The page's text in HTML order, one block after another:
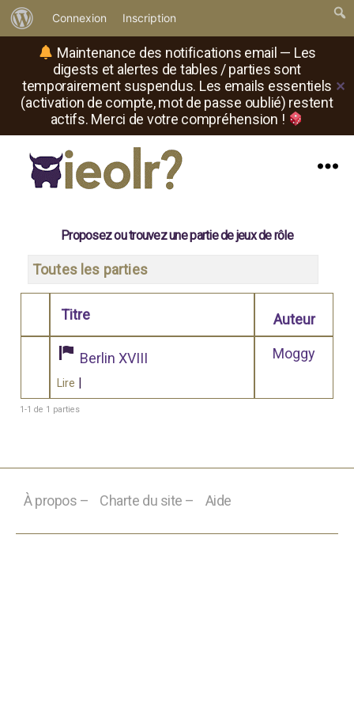
Maintenance des notifications email — Les
digests et alertes de tables / parties sont
temporairement suspendus. Les emails essentiels
(activation de compte, mot de passe oublié) restent
actifs. Merci de votre compréhension !
✕
propos
de
WordPress
Connexion Inscription
rôliste
Proposez ou trouvez une partie de jeux de rôle
Toutes les parties
Comporte des pièces jointes
Titre Auteur
Berlin XVIII
Lire |
Moggy
1-1 de 1 parties
À propos – Charte du site – Aide